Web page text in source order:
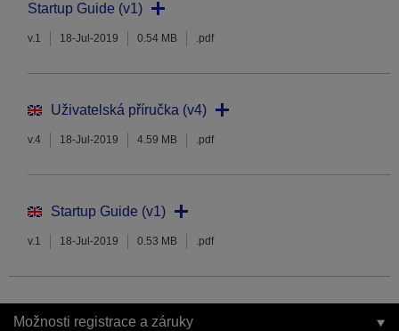
Startup Guide (v1)
v.1 18-Jul-2019 0.54 MB .pdf
Uživatelská příručka (v4)
v.4 18-Jul-2019 4.59 MB .pdf
Startup Guide (v1)
v.1 18-Jul-2019 0.53 MB .pdf
Možnosti registrace a záruky